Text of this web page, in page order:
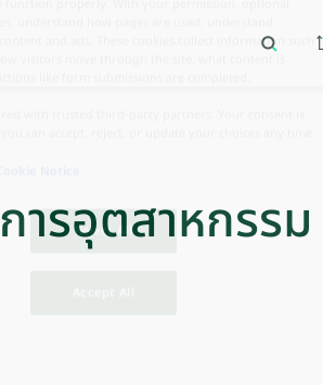
รอุตสาหกรร
and ads. These cookies collect information such
can accept, reject, or update your choices any time
Reject All